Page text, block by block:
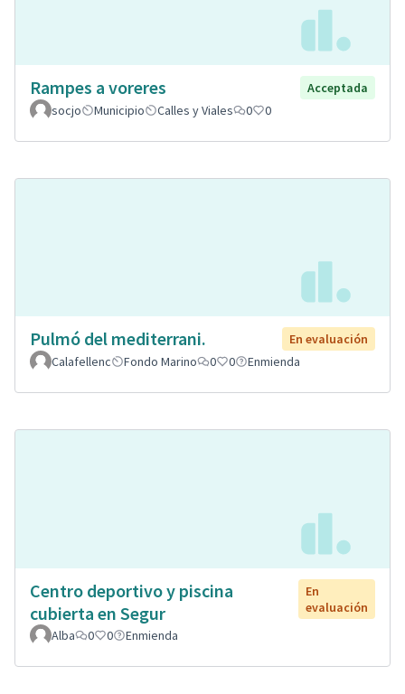
Rampes a voreres
Acceptada
socjo
Municipio Calles y Viales 0 0
Pulmó del mediterrani.
En evaluación
Calafellenc
Fondo Marino 0 0 Enmienda
Centro deportivo y piscina
cubierta en Segur
En
evaluación
Alba
0 0 Enmienda